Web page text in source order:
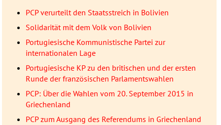
PCP verurteilt den Staatsstreich in Bolivien
Solidarität mit dem Volk von Bolivien
Portugiesische Kommunistische Partei zur
internationalen Lage
Portugiesische KP zu den britischen und der ersten
Runde der französischen Parlamentswahlen
PCP: Über die Wahlen vom 20. September 2015 in
Griechenland
PCP zum Ausgang des Referendums in Griechenland